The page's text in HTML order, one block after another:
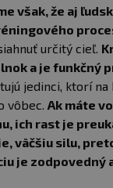
však, že aj
určitý cieľ.
a je funkčný
jedinci, ktorí na
vôbec. Ak máte
ich rast je
väčšiu silu,
je